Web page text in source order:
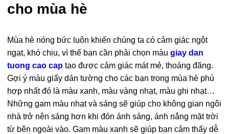
cho mùa hè
Mùa hè nóng bức luôn khiến chúng ta có cảm giác ngột
ngạt, khó chịu, vì thế bạn cần phải chọn màugiay dan
tuong cao cap tạo được cảm giác mát mẻ, thoáng đãng.
Gợi ý màu giấy dán tường cho các bạn trong mùa hè phù
hợp nhất đó là màu xanh, màu vàng nhạt, màu ghi nhạt…
Những gam màu nhạt và sáng sẽ giúp cho không gian ngôi
nhà trở nên sáng hơn khi đón ánh sáng, ánh nắng mặt trời
từ bên ngoài vào. Gam màu xanh sẽ giúp bạn cảm thấy dễ